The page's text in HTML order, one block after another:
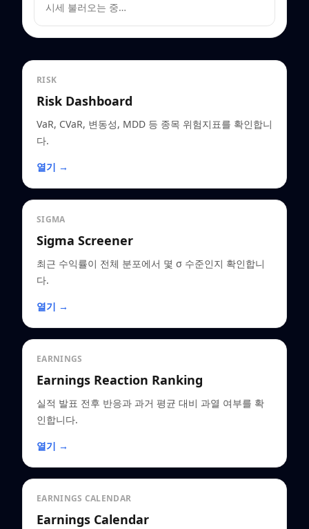
시세 불러오는 중…
RISK
Risk Dashboard
VaR, CVaR, 변동성, MDD 등 종목 위험지표를 확인합니
다.
열기 →
SIGMA
Sigma Screener
최근 수익률이 전체 분포에서 몇 σ 수준인지 확인합니
다.
열기 →
EARNINGS
Earnings Reaction Ranking
실적 발표 전후 반응과 과거 평균 대비 과열 여부를 확
인합니다.
열기 →
EARNINGS CALENDAR
Earnings Calendar